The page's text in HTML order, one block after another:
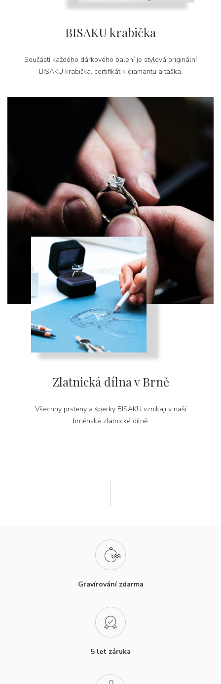
BISAKU krabička
Součástí každého dárkového balení je stylová originální
BISAKU krabička, certifikát k diamantu a taška.
Zlatnická dílna v Brně
Všechny prsteny a šperky BISAKU vznikají v naší
brněnské zlatnické dílně.
Gravírování zdarma
5 let záruka